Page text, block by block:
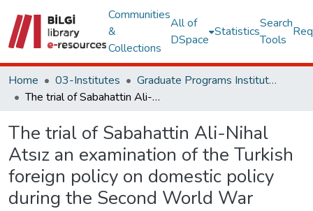
Communities
&
Collections
All of
DSpace
Statistics
Search
Tools
Home 03-Institutes
Graduate Programs Institute Thesis Collection
The trial of Sabahattin Ali-Nihal Atsız an examination of the Turkish foreign policy on domestic policy during the Second World War
The trial of Sabahattin Ali-Nihal
Atsız an examination of the Turkish
foreign policy on domestic policy
during the Second World War